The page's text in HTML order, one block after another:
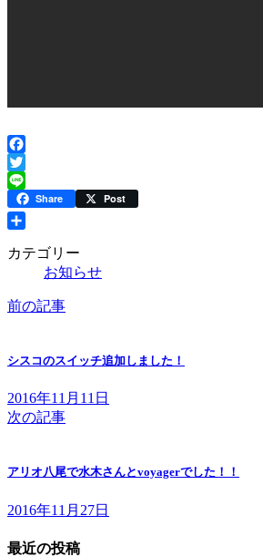
Facebook
Twitter
Line Share Post
有
カテゴリー
お知らせ
前の記事
シスコのスイッチ追加しました！
2016年11月11日
次の記事
アリオ八尾で水木さんとvoyagerでした！！
2016年11月27日
最近の投稿